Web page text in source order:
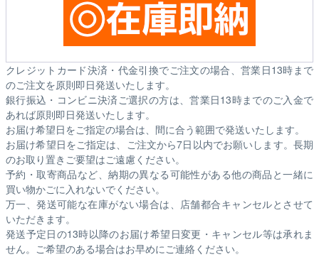
クレジットカード決済・代金引換でご注文の場合、営業日13時まで
のご注文を原則即日発送いたします。
銀行振込・コンビニ決済ご選択の方は、営業日13時までのご入金で
あれば原則即日発送いたします。
お届け希望日をご指定の場合は、間に合う範囲で発送いたします。
お届け希望日をご指定は、ご注文から7日以内でお願いします。長期
のお取り置きご要望はご遠慮ください。
予約・取寄商品など、納期の異なる可能性がある他の商品と一緒に
買い物かごに入れないでください。
万一、発送可能な在庫がない場合は、店舗都合キャンセルとさせて
いただきます。
発送予定日の13時以降のお届け希望日変更・キャンセル等は承れま
せん。ご希望のある場合はお早めにご連絡ください。